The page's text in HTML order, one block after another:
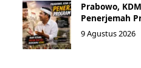
Prabowo,
Penerjemah
9 Agustus 2026